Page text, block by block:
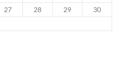
27 28 29
30